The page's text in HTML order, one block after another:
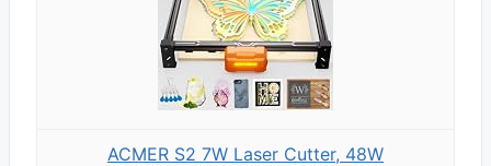
ACMER S2 7W Laser Cutter, 48W